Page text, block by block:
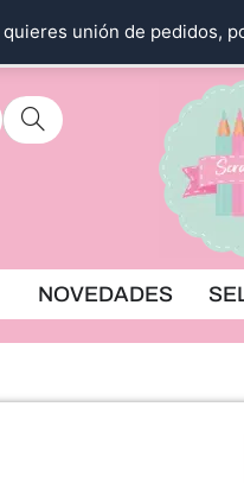
quieres unión de pedidos,
SCRAPBOOKING
NOVEDADES